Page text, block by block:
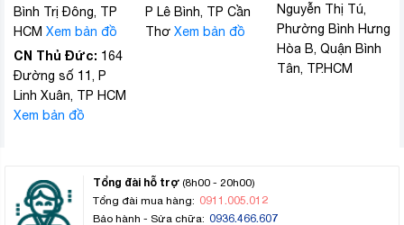
Bình Trị Đông, TP
HCM Xem bản đồ
CN Thủ Đức: 164
Đường số 11, P
Linh Xuân, TP HCM
Xem bản đồ
P Lê Bình, TP Cần
Thơ Xem bản đồ
Nguyễn Thị Tú,
Phường Bình Hưng
Hòa B, Quận Bình
Tân, TP.HCM
Tổng đài hỗ trợ (8h00 - 20h00)
Tổng đài mua hàng: 0911.005.012
Bảo hành - Sửa chữa: 0936.466.607